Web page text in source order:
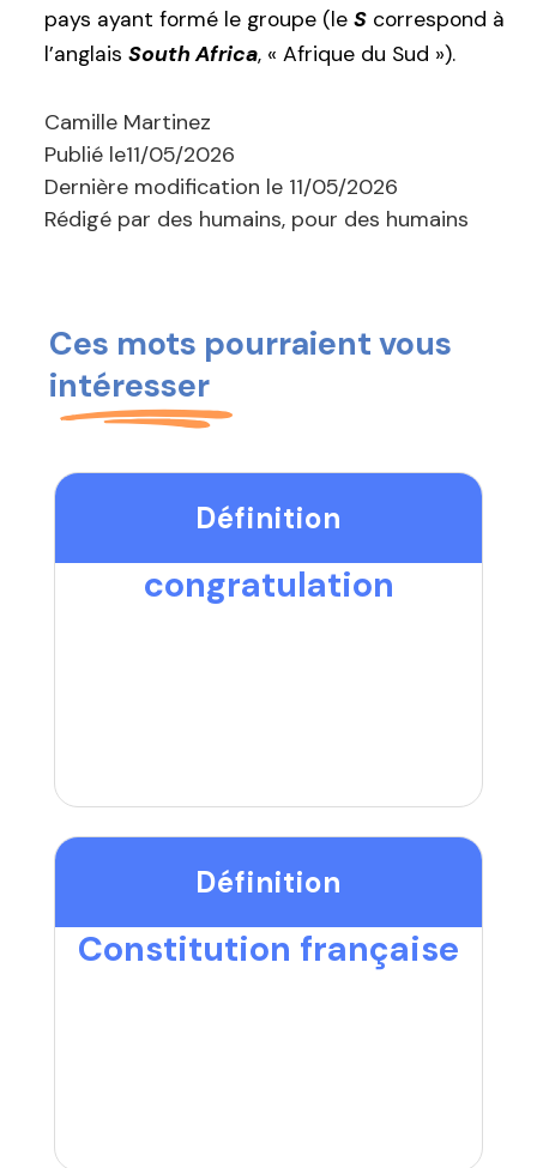
pays ayant formé le groupe (le S correspond à
l’anglais South Africa, « Afrique du Sud »).
Camille Martinez
Publié le11/05/2026
Dernière modification le 11/05/2026
Rédigé par des humains, pour des humains
Ces mots pourraient vous
intéresser
Définition
congratulation
Définition
Constitution française